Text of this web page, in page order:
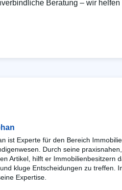
Beratung – wir
ist Experte für den Bereich
Durch seine
Artikel, hilft er Immobilienbesitzern
kluge Entscheidungen zu treffen.
Expertise.